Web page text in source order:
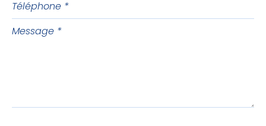
Message